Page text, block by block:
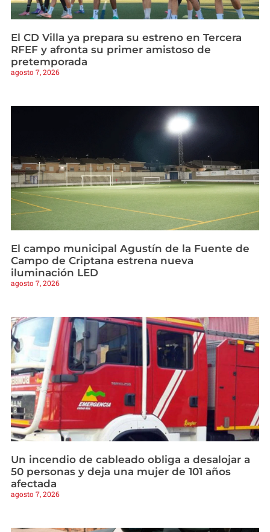
El CD Villa ya prepara su estreno en Tercera
RFEF y afronta su primer amistoso de
pretemporada
agosto 7, 2026
El campo municipal Agustín de la Fuente de
Campo de Criptana estrena nueva
iluminación LED
agosto 7, 2026
Un incendio de cableado obliga a desalojar a
50 personas y deja una mujer de 101 años
afectada
agosto 7, 2026